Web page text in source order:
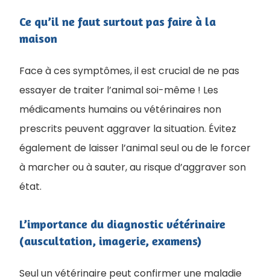
Ce qu’il ne faut surtout pas faire à la
maison
Face à ces symptômes, il est crucial de ne pas
essayer de traiter l’animal soi-même ! Les
médicaments humains ou vétérinaires non
prescrits peuvent aggraver la situation. Évitez
également de laisser l’animal seul ou de le forcer
à marcher ou à sauter, au risque d’aggraver son
état.
L’importance du diagnostic vétérinaire
(auscultation, imagerie, examens)
Seul un vétérinaire peut confirmer une maladie